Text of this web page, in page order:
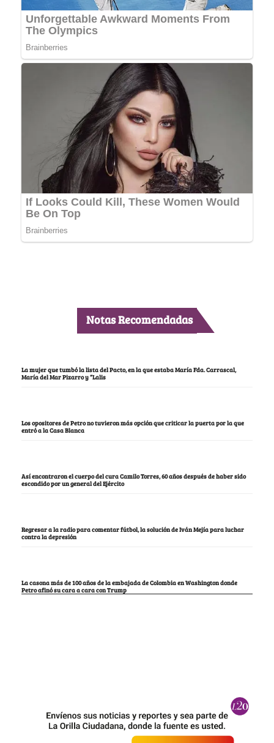
Notas Recomendadas
La mujer que tumbó la lista del Pacto, en la que estaba María Fda. Carrascal,
María del Mar Pizarro y “Lalis
Los opositores de Petro no tuvieron más opción que criticar la puerta por la que
entró a la Casa Blanca
Así encontraron el cuerpo del cura Camilo Torres, 60 años después de haber sido
escondido por un general del Ejército
Regresar a la radio para comentar fútbol, la solución de Iván Mejía para luchar
contra la depresión
La casona más de 100 años de la embajada de Colombia en Washington donde
Petro afinó su cara a cara con Trump